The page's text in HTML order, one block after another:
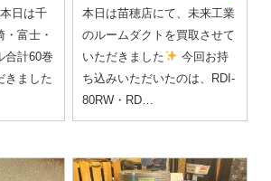
本日は千
富士・
合計60巻
きました
本日は苗穂店にて、未来工業
のルームダクトを買取させて
いただきました
今回お持
ち込みいただいたのは、RDI-
80RW・RD…